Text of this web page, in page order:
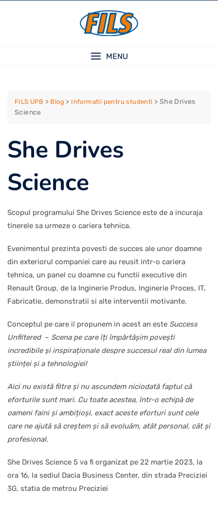
MENU
FILS UPB > Blog > Informatii pentru studenti > She Drives
Science
She Drives
Science
Scopul programului She Drives Science este de a incuraja
tinerele sa urmeze o cariera tehnica.
Evenimentul prezinta povesti de succes ale unor doamne
din exteriorul companiei care au reusit intr-o cariera
tehnica, un panel cu doamne cu functii executive din
Renault Group, de la Inginerie Produs, Inginerie Proces, IT,
Fabricatie, demonstratii si alte interventii motivante.
Conceptul pe care il propunem in acest an este Success
Unfiltered– Scena pe care îți împărtășim povești
incredibile și inspiraționale despre succesul real din lumea
științei și a tehnologiei!
Aici nu există filtre și nu ascundem niciodată faptul că
eforturile sunt mari. Cu toate acestea, într-o echipă de
oameni faini și ambițioși, exact aceste eforturi sunt cele
care ne ajută să creștem și să evoluăm, atât personal, cât și
profesional.
She Drives Science 5 va fi organizat pe 22 martie 2023, la
ora 16, la sediul Dacia Business Center, din strada Preciziei
3G, statia de metrou Preciziei